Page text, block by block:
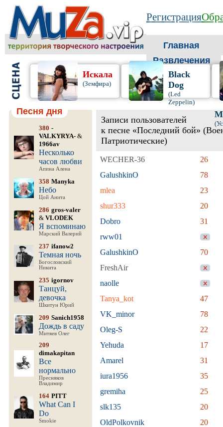
Регистрация
Главная
Развлечения
Искала
(Земфира)
Black
Dog
(Led
Zeppelin)
Песня дня
380 -
VALKYRYA- &
1966av
Несколько
часов любви
Апина Алена
358 Manyka
Небо
Цой Анита
286 gros-valer
& VLODEK
Я вспоминаю
Марский Валерий
237 ifanow2
Темная ночь
Богословский
Никита
235 igornov
Танцуй,
девочка
Шкитун Юрий
209 Sanich1958
Дождь в саду
Митяев Олег
209
dimakapitan
Все
нормально
Пресняков
Владимир
164 PITT
What Can I
Do
Smokie
Записи пользователей
к песне «Последний бой»
Патриотические)
WECHER-36
26
GalushkinO
78
mlea
23
shur333
20
Dobro
31
rww01
GalushkinO
70
FreshAir
naolle
Tanya_kot
47
VK_minor
78
Oleg-S
22
Yehuda
17
Amarel
31
iura1956
35
gremiha
25
slk135
20
OldPolkovnik
20